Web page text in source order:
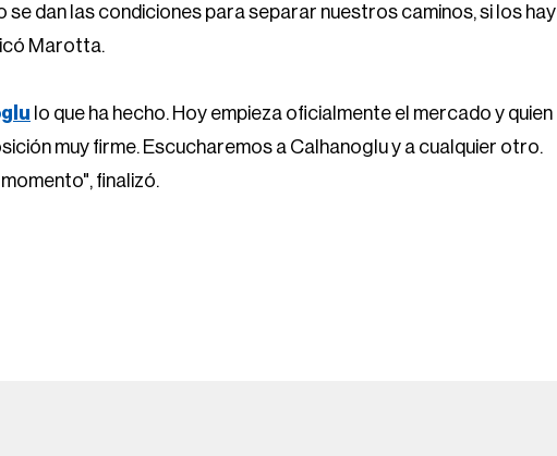
se dan las condiciones para separar nuestros caminos, si los hay
Marotta.
lo que ha hecho. Hoy empieza oficialmente el mercado y quien
muy firme. Escucharemos a Calhanoglu y a cualquier otro.
finalizó.